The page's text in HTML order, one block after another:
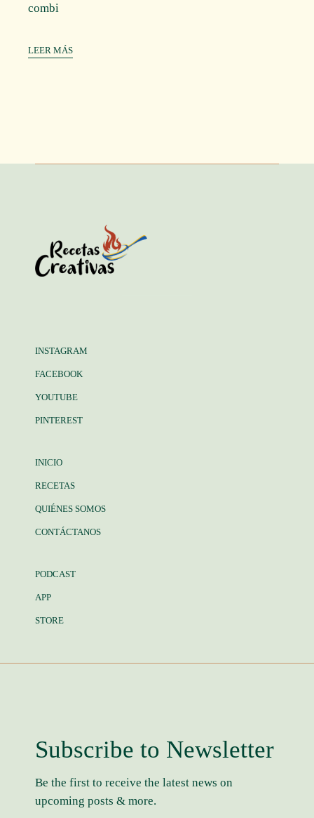
combi
LEER MÁS
INSTAGRAM
FACEBOOK
YOUTUBE
PINTEREST
INICIO
RECETAS
QUIÉNES SOMOS
CONTÁCTANOS
PODCAST
APP
STORE
Subscribe to Newsletter
Be the first to receive the latest news on
upcoming posts & more.